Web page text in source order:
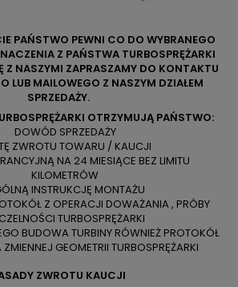
PAŃSTWO PEWNI CO DO WYBRANEGO
Z PAŃSTWA TURBOSPRĘŻARKI
Z NASZYMI ZAPRASZAMY DO KONTAKTU
LUB MAILOWEGO Z NASZYM DZIAŁEM
SPRZEDAŻY.
OTRZYMUJĄ PAŃSTWO:
DOWÓD SPRZEDAŻY
ZWROTU TOWARU / KAUCJI
NA 24 MIESIĄCE BEZ LIMITU
KILOMETRÓW
INSTRUKCJĘ MONTAŻU
Z OPERACJI DOWAŻANIA , PRÓBY
TURBOSPRĘŻARKI
BUDOWA TURBINY RÓWNIEŻ PROTOKÓŁ
GEOMETRII TURBOSPRĘŻARKI
ZWROTU KAUCJI